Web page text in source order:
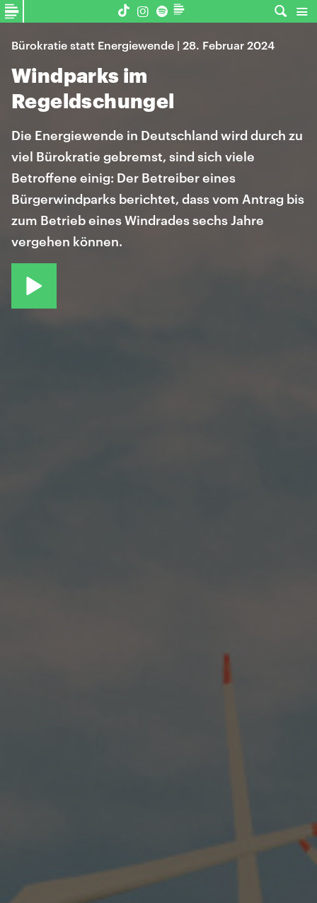
Bürokratie statt Energiewende | 28. Februar 2024
Windparks im
Regeldschungel
Die Energiewende in Deutschland wird durch zu
viel Bürokratie gebremst, sind sich viele
Betroffene einig: Der Betreiber eines
Bürgerwindparks berichtet, dass vom Antrag bis
zum Betrieb eines Windrades sechs Jahre
vergehen können.